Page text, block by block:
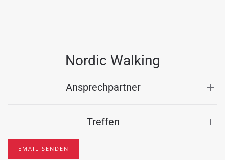
Nordic Walking
Ansprechpartner
Treffen
EMAIL SENDEN